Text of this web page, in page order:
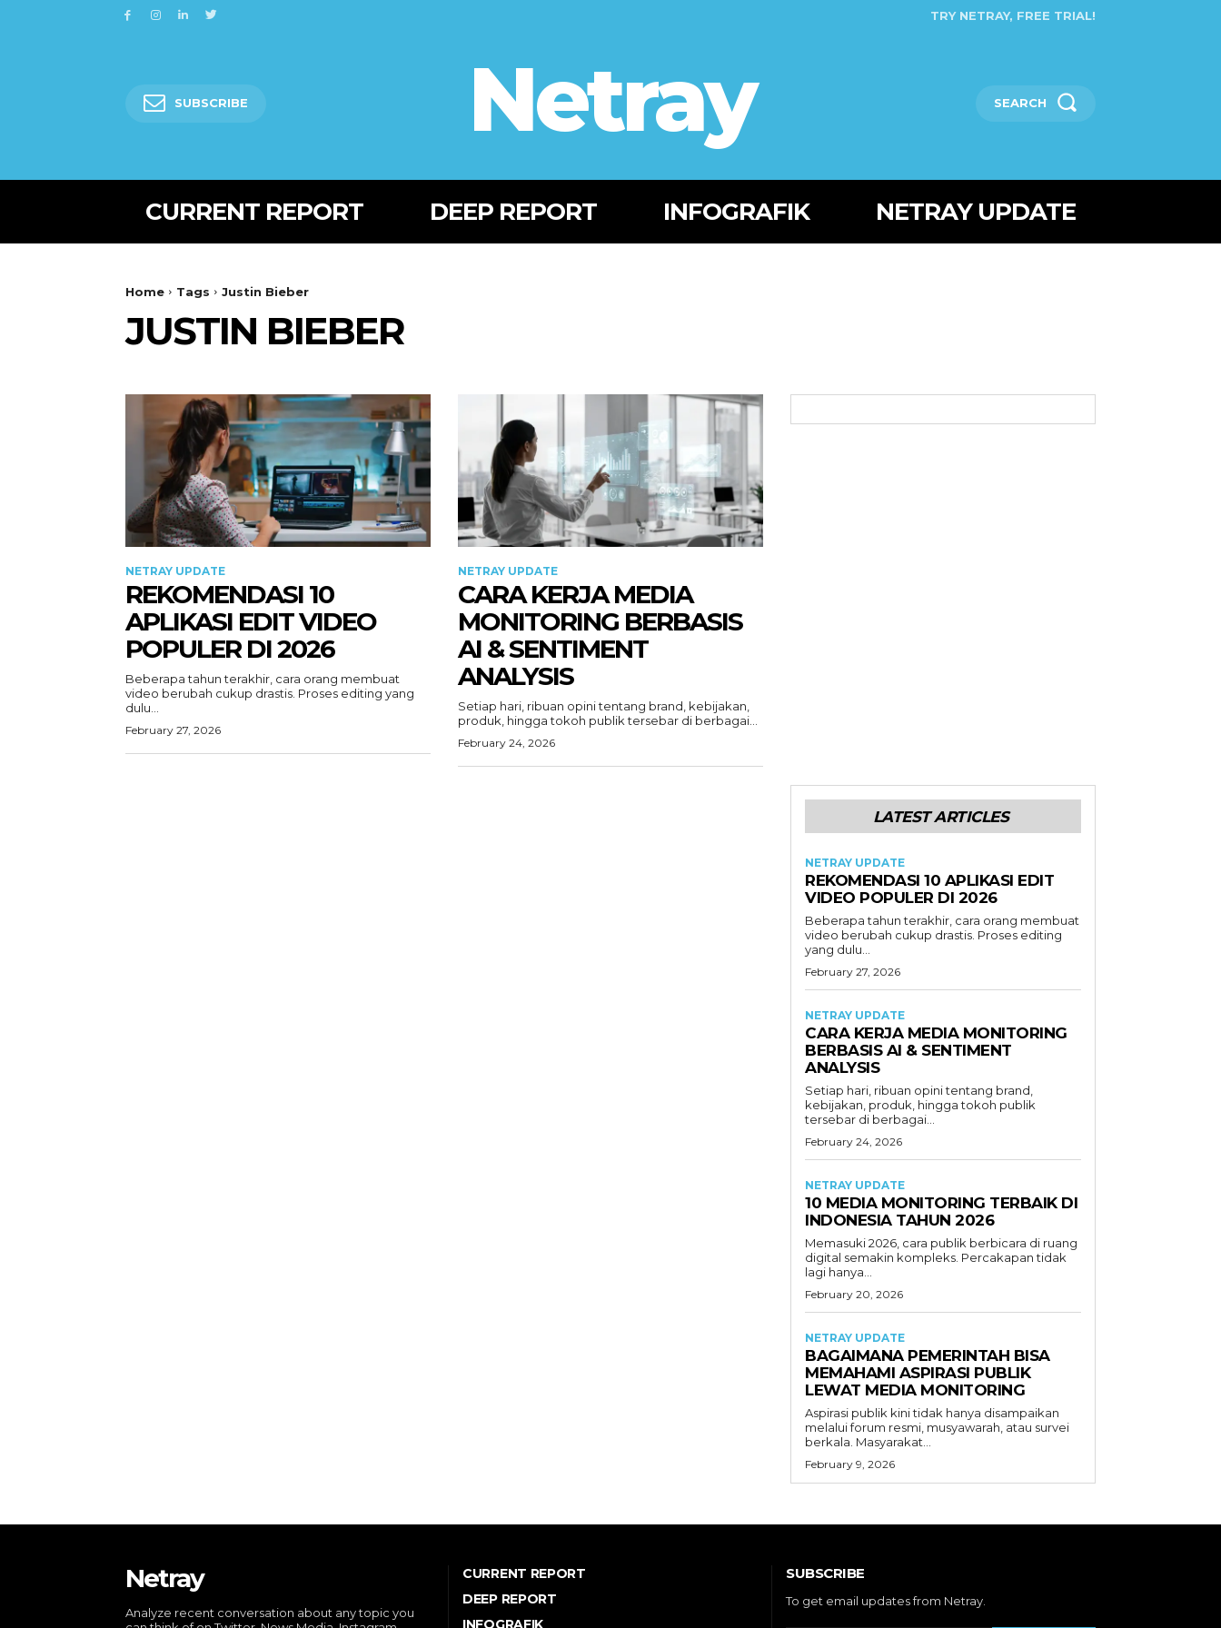
TRY NETRAY, FREE TRIAL!
SUBSCRIBE Netray SEARCH
CURRENT REPORT DEEP REPORT INFOGRAFIK NETRAY UPDATE
Home Tags Justin Bieber
JUSTIN BIEBER
NETRAY UPDATE
REKOMENDASI 10
APLIKASI EDIT VIDEO
POPULER DI 2026
Beberapa tahun terakhir, cara orang membuat
video berubah cukup drastis. Proses editing yang
dulu...
February 27, 2026
NETRAY UPDATE
CARA KERJA MEDIA
MONITORING BERBASIS
AI & SENTIMENT
ANALYSIS
Setiap hari, ribuan opini tentang brand, kebijakan,
produk, hingga tokoh publik tersebar di berbagai...
February 24, 2026
LATEST ARTICLES
NETRAY UPDATE
REKOMENDASI 10 APLIKASI EDIT
VIDEO POPULER DI 2026
Beberapa tahun terakhir, cara orang membuat
video berubah cukup drastis. Proses editing
yang dulu...
February 27, 2026
NETRAY UPDATE
CARA KERJA MEDIA MONITORING
BERBASIS AI & SENTIMENT
ANALYSIS
Setiap hari, ribuan opini tentang brand,
kebijakan, produk, hingga tokoh publik
tersebar di berbagai...
February 24, 2026
NETRAY UPDATE
10 MEDIA MONITORING TERBAIK DI
INDONESIA TAHUN 2026
Memasuki 2026, cara publik berbicara di ruang
digital semakin kompleks. Percakapan tidak
lagi hanya...
February 20, 2026
NETRAY UPDATE
BAGAIMANA PEMERINTAH BISA
MEMAHAMI ASPIRASI PUBLIK
LEWAT MEDIA MONITORING
Aspirasi publik kini tidak hanya disampaikan
melalui forum resmi, musyawarah, atau survei
berkala. Masyarakat...
February 9, 2026
Netray
Analyze recent conversation about any topic you
CURRENT REPORT
DEEP REPORT
INFOGRAFIK
SUBSCRIBE
To get email updates from Netray.